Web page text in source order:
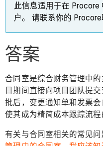
此信息适用于在 Procore
户。 请联系你的
答案
合同室是综合财务管理中
目期间直接向项目团队提
批后，变更通知单和发票
使其成为精简成本跟踪流程
有关与合同室相关的常见